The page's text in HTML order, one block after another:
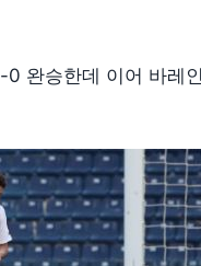
완승한데 이어 바레